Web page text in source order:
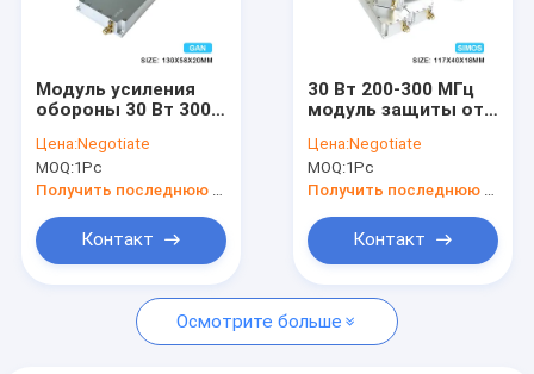
Наша фабрика
Помехопостановщик для самодельных взрывных
Ручные сигнальные заглушители
Модуль усиления
обороны 30 Вт 300-
Антидроновые RF
Ics Улучшенные
заводские
защитным
защитником
изоляции
Цена:Negotiate
MOQ:1Pc
Получить последнюю цену
Контакт
30 Вт 200-300 МГц
модуль защиты от
усилитель системы
помех для
беспилотных
аппаратов
передовое решение
C-Uas с SIMOS
Цена:Negotiate
MOQ:1Pc
Получить последнюю цену
Контакт
Осмотрите больше